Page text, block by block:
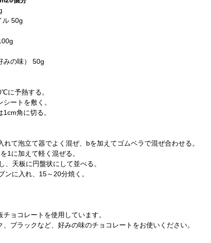
ル 50g
みの味） 50g
に予熱する。
シートを敷く。
1cm角に切る。
れて泡立て器でよく混ぜ、bを加えてゴムベラで混ぜ合わせる。
1に加えて軽く混ぜる。
、天板に円盤状にして並べる。
に入れ、15～20分焼く。
ョコレートを使用しています。
、ブラックなど、好みの味のチョコレートをお使いください。